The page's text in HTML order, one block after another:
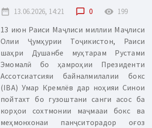
date_range 13.06.2026, 14:21 chat_bubble_outline 0 remove_red_eye 199
13 июн Раиси Маҷлиси миллии Маҷлиси
Олии Ҷумҳурии Тоҷикистон, Раиси
шаҳри Душанбе муҳтарам Рустами
Эмомалӣ бо ҳамроҳии Президенти
Ассотсиатсияи байналмилалии бокс
(IBA) Умар Кремлёв дар ноҳияи Синои
пойтахт бо гузоштани санги асос ба
корҳои сохтмонии маҷмааи бокс ва
меҳмонхонаи панҷситорадор оғоз